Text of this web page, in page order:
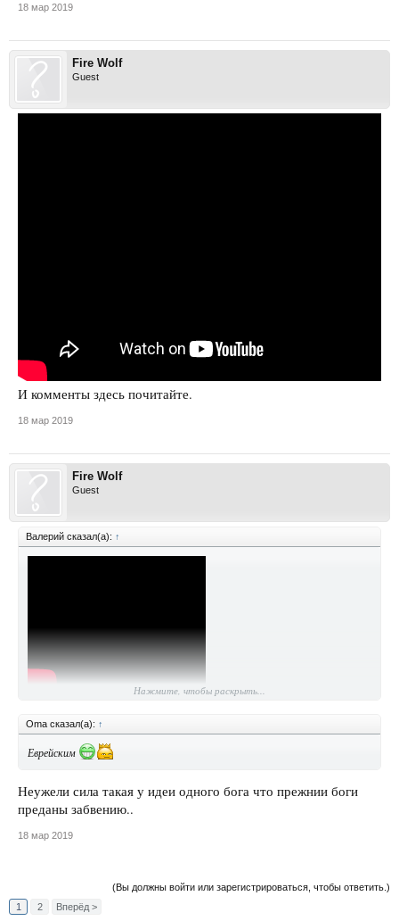
18 мар 2019
Fire Wolf
Guest
И комменты здесь почитайте.
18 мар 2019
Fire Wolf
Guest
Валерий сказал(а): ↑
Нажмите, чтобы раскрыть...
Oma сказал(а): ↑
Еврейским
Неужели сила такая у идеи одного бога что прежнии боги
преданы забвению..
18 мар 2019
(Вы должны войти или зарегистрироваться, чтобы ответить.)
1
2 Вперёд >